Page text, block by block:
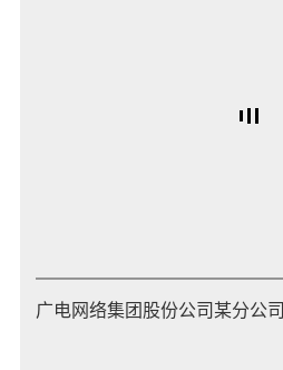
广电网络集团股份公司某分公司